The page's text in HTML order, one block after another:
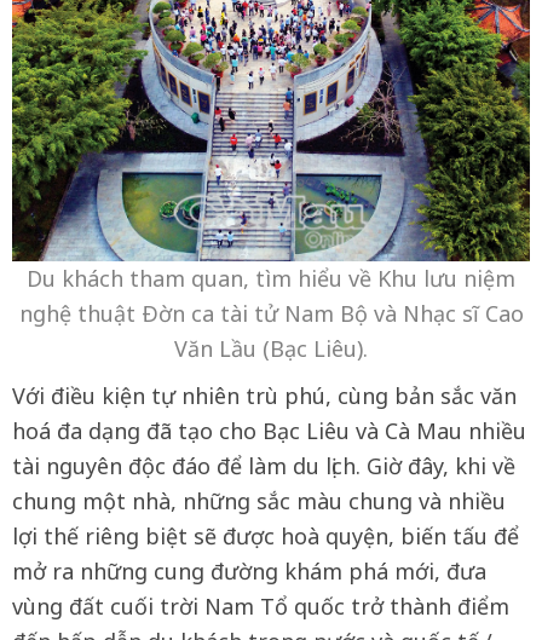
Du khách tham quan, tìm hiểu về Khu lưu niệm
nghệ thuật Ðờn ca tài tử Nam Bộ và Nhạc sĩ Cao
Văn Lầu (Bạc Liêu).
Với điều kiện tự nhiên trù phú, cùng bản sắc văn
hoá đa dạng đã tạo cho Bạc Liêu và Cà Mau nhiều
tài nguyên độc đáo để làm du lịch. Giờ đây, khi về
chung một nhà, những sắc màu chung và nhiều
lợi thế riêng biệt sẽ được hoà quyện, biến tấu để
mở ra những cung đường khám phá mới, đưa
vùng đất cuối trời Nam Tổ quốc trở thành điểm